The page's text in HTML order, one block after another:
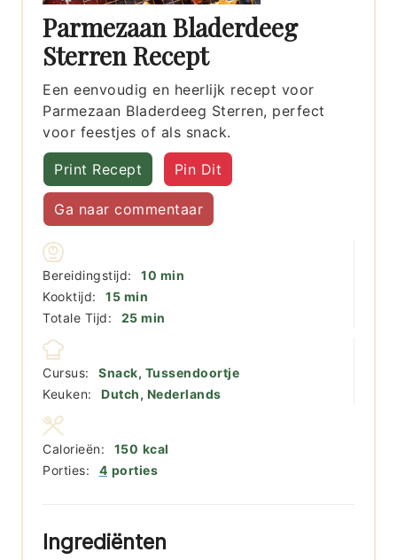
Parmezaan Bladerdeeg
Sterren Recept
Een eenvoudig en heerlijk recept voor
Parmezaan Bladerdeeg Sterren, perfect
voor feestjes of als snack.
Print Recept Pin Dit
Ga naar commentaar
Bereidingstijd: 10 minuten
min
Kooktijd:
15minuten
min
Totale Tijd:
25minuten
min
Cursus:
Snack, Tussendoortje
Keuken:
Dutch, Nederlands
Porties: 4 porties
Calorieën: 150 kcal
Ingrediënten